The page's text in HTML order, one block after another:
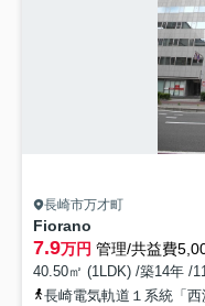
長崎市万才町
Fiorano
7.9万円 管理/共益費
40.50㎡ (1LDK) /築14年 /
長崎電気軌道１系統「